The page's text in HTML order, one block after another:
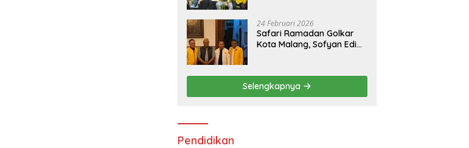
24 Februari 2026
Safari Ramadan Golkar
Kota Malang, Sofyan Edi
Libatkan Generasi Muda
Selengkapnya
Pendidikan